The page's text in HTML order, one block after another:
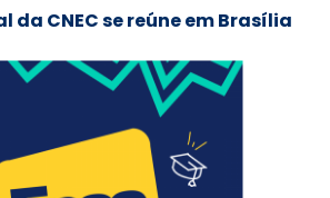
da CNEC se reúne em Brasília